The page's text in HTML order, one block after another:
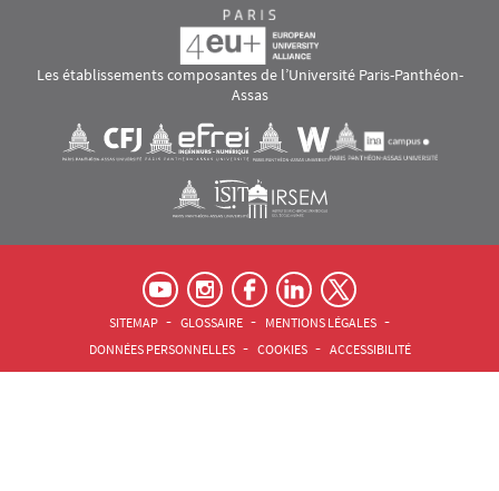
Les établissements composantes de l’Université Paris-Panthéon-
Assas
Visuel svgVisuel svg Visuel svgVisuel svg
Visuel svgVisuel svg
Pied de page Assas Principal
SITEMAP GLOSSAIRE
MENTIONS LÉGALES
DONNÉES PERSONNELLES
COOKIES ACCESSIBILITÉ